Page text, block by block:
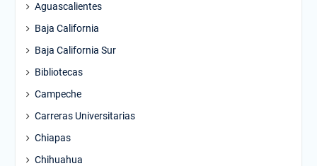
Aguascalientes
Baja California
Baja California Sur
Bibliotecas
Campeche
Carreras Universitarias
Chiapas
Chihuahua